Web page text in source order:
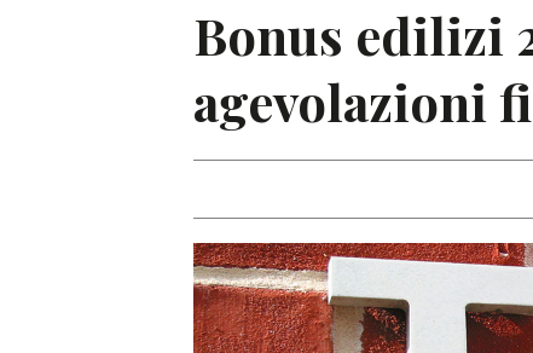
Bonus edilizi
agevolazioni